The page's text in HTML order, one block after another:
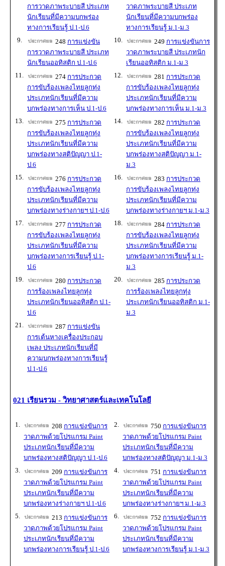
การวาดภาพระบายสี ประเภท
นักเรียนที่มีความบกพร่อง
ทางการเรียนรู้ ป.1-ป.6
วาดภาพระบายสี ประเภท
นักเรียนที่มีความบกพร่อง
ทางการเรียนรู้ ม.1-ม.3
9.
248 การแข่งขัน
การวาดภาพระบายสี ประเภท
นักเรียนออทิสติก ป.1-ป.6
10. 249 การแข่งขันการ
วาดภาพระบายสี ประเภทนัก
เรียนออทิสติก ม.1-ม.3
11.
274 การประกวด
การขับร้องเพลงไทยลูกทุ่ง
ประเภทนักเรียนที่มีความ
บกพร่องทางการเห็น ป.1-ป.6
12. 281 การประกวด
การขับร้องเพลงไทยลูกทุ่ง
ประเภทนักเรียนที่มีความ
บกพร่องทางการเห็น ม.1-ม.3
13.
275 การประกวด
การขับร้องเพลงไทยลูกทุ่ง
ประเภทนักเรียนที่มีความ
บกพร่องทางสติปัญญา ป.1-
ป.6
14. 282 การประกวด
การขับร้องเพลงไทยลูกทุ่ง
ประเภทนักเรียนที่มีความ
บกพร่องทางสติปัญญา ม.1-
ม.3
15.
276 การประกวด
การขับร้องเพลงไทยลูกทุ่ง
ประเภทนักเรียนที่มีความ
บกพร่องทางร่างกายฯ ป.1-ป.6
16. 283 การประกวด
การขับร้องเพลงไทยลูกทุ่ง
ประเภทนักเรียนที่มีความ
บกพร่องทางร่างกายฯ ม.1-ม.3
17.
277 การประกวด
การขับร้องเพลงไทยลูกทุ่ง
ประเภทนักเรียนที่มีความ
บกพร่องทางการเรียนรู้ ป.1-
ป.6
18. 284 การประกวด
การขับร้องเพลงไทยลูกทุ่ง
ประเภทนักเรียนที่มีความ
บกพร่องทางการเรียนรู้ ม.1-
ม.3
19.
280 การประกวด
การร้องเพลงไทยลูกทุ่ง
ประเภทนักเรียนออทิสติก ป.1-
ป.6
20. 285 การประกวด
การร้องเพลงไทยลูกทุ่ง
ประเภทนักเรียนออทิสติก ม.1-
ม.3
21.
287 การแข่งขัน
การเต้นหางเครื่องประกอบ
เพลง ประเภทนักเรียนที่มี
ความบกพร่องทางการเรียนรู้
ป.1-ป.6
021 เรียนรวม - วิทยาศาสตร์และเทคโนโลยี
1. 208 การแข่งขันการ
วาดภาพด้วยโปรแกรม Paint
ประเภทนักเรียนที่มีความ
บกพร่องทางสติปัญญา ป.1-ป.6
2. 750 การแข่งขันการ
วาดภาพด้วยโปรแกรม Paint
ประเภทนักเรียนที่มีความ
บกพร่องทางสติปัญญา ม.1-ม.3
3.
209 การแข่งขันการ
วาดภาพด้วยโปรแกรม Paint
ประเภทนักเรียนที่มีความ
บกพร่องทางร่างกายฯ ป.1-ป.6
4. 751 การแข่งขันการ
วาดภาพด้วยโปรแกรม Paint
ประเภทนักเรียนที่มีความ
บกพร่องทางร่างกายฯ ม.1-ม.3
5.
213 การแข่งขันการ
วาดภาพด้วยโปรแกรม Paint
ประเภทนักเรียนที่มีความ
บกพร่องทางการเรียนรู้ ป.1-ป.6
6. 752 การแข่งขันการ
วาดภาพด้วยโปรแกรม Paint
ประเภทนักเรียนที่มีความ
บกพร่องทางการเรียนรู้ ม.1-ม.3